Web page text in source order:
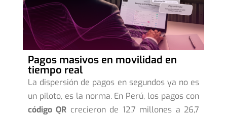
Pagos masivos en movilidad en
tiempo real
La dispersión de pagos en segundos ya no es
un piloto, es la norma. En Perú, los pagos con
código QR crecieron de 12,7 millones a 26,7